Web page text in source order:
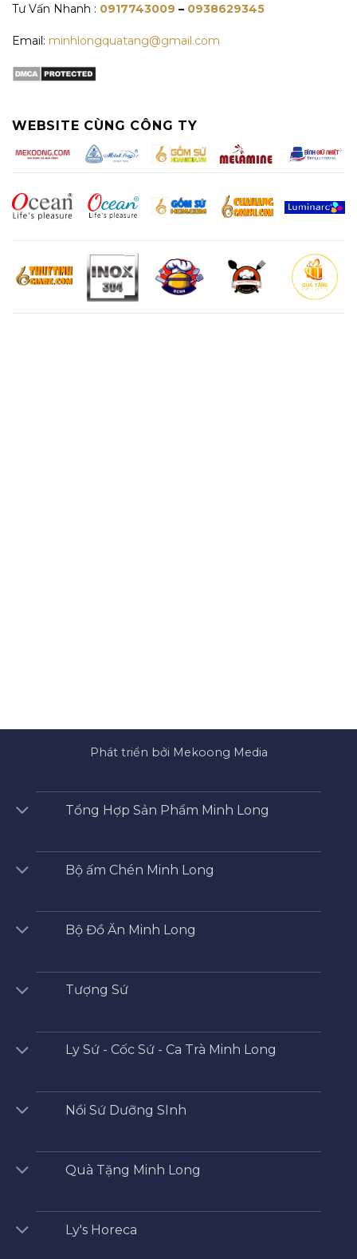
Tư Vấn Nhanh : 0917743009 – 0938629345
Email: minhlongquatang@gmail.com
WEBSITE CÙNG CÔNG TY
Phát triển bởi Mekoong Media
Tổng Hợp Sản Phẩm Minh Long
Bộ ấm Chén Minh Long
Bộ Đồ Ăn Minh Long
Tượng Sứ
Ly Sứ - Cốc Sứ - Ca Trà Minh Long
Nồi Sứ Dưỡng SInh
Quà Tặng Minh Long
Ly's Horeca